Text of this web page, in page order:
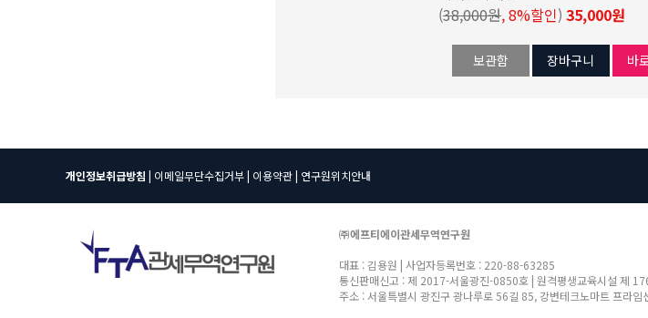
(38,000원, 8%할인) 35,000원
보관함 장바구니 바
개인정보취급방침 | 이메일무단수집거부| 이용약관| 연구원위치안내
㈜에프티에이관세무역연구원
대표 : 김용원 | 사업자등록번호 : 220-88-63285
통신판매신고 : 제 2017-서울광진-0850호 | 원격평생교육시설 제
주소 : 서울특별시 광진구 광나루로 56길 85, 강변테크노마트 프